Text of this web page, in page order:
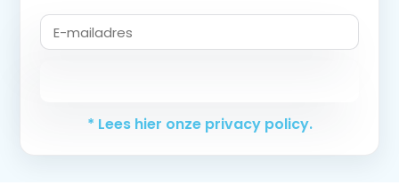
* Lees hier onze privacy policy.